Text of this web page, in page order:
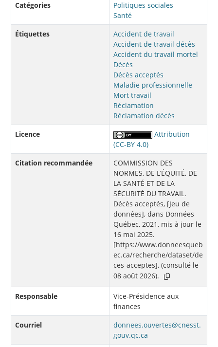
Catégories
Politiques sociales
Santé
Étiquettes
Accident de travail
Accident de travail décès
Accident du travail mortel
Décès
Décès acceptés
Maladie professionnelle
Mort travail
Réclamation
Réclamation décès
Licence
Attribution
(CC-BY 4.0)
Citation recommandée
COMMISSION DES
NORMES, DE L’ÉQUITÉ, DE
LA SANTÉ ET DE LA
SÉCURITÉ DU TRAVAIL.
Décès acceptés, [Jeu de
données], dans Données
Québec, 2021, mis à jour le
16 mai 2025.
[https://www.donneesqueb
ec.ca/recherche/dataset/de
ces-acceptes], (consulté le
08 août 2026).
Responsable
Vice-Présidence aux
finances
Courriel
donnees.ouvertes@cnesst.
gouv.qc.ca